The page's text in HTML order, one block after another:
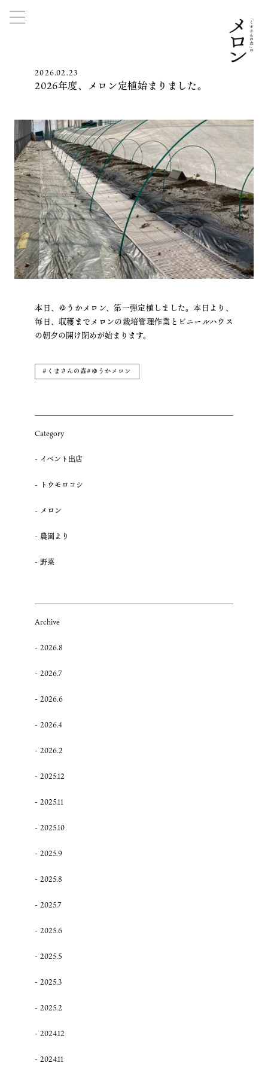
2026.02.23
2026年度、メロン定植始まりました。
本日、ゆうかメロン、第一弾定植しました。本日より、
毎日、収穫までメロンの栽培管理作業とビニールハウス
の朝夕の開け閉めが始まります。
#くまさんの森#ゆうかメロン
Category
イベント出店
トウモロコシ
メロン
農園より
野菜
Archive
2026.8
2026.7
2026.6
2026.4
2026.2
2025.12
2025.11
2025.10
2025.9
2025.8
2025.7
2025.6
2025.5
2025.3
2025.2
2024.12
2024.11